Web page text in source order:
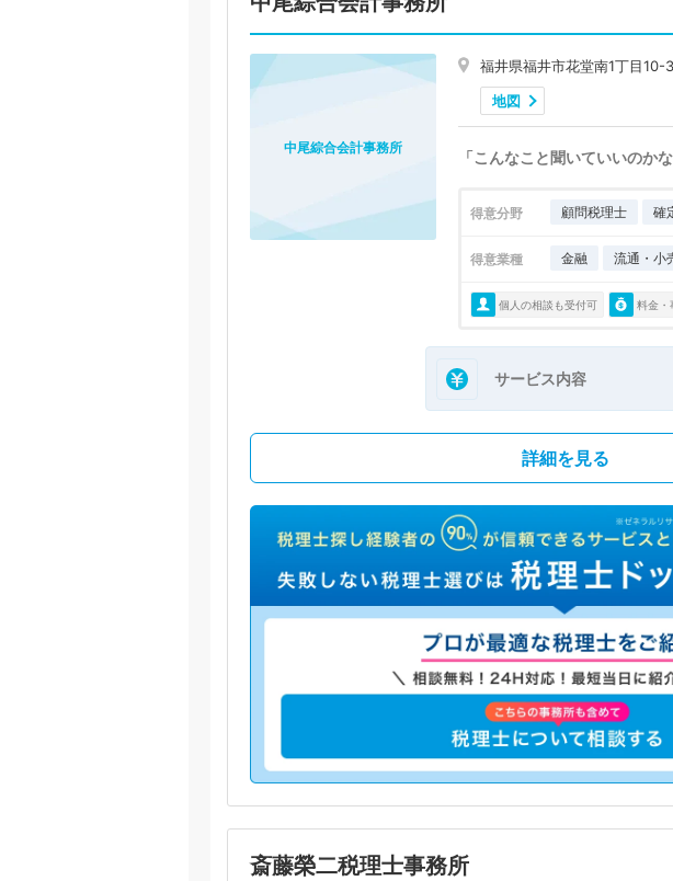
福井県福井市花堂南1丁目10-
地図
「こんなこと聞いていいのか
得意分野 顧問税理士 確
得意業種 金融 流通・小
個人の相談も受付可 料金・
中尾綜合会計事務所
サービス内容
詳細を見る
斎藤榮二税理士事務所